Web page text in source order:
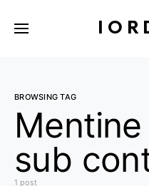
BROWSING TAG
sub
1 post